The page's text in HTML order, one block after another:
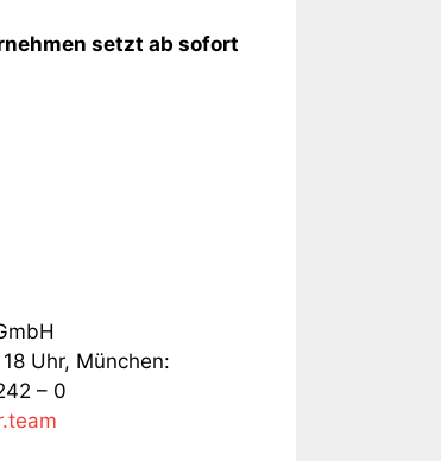
setzt ab sofort
Uhr, München:
– 0